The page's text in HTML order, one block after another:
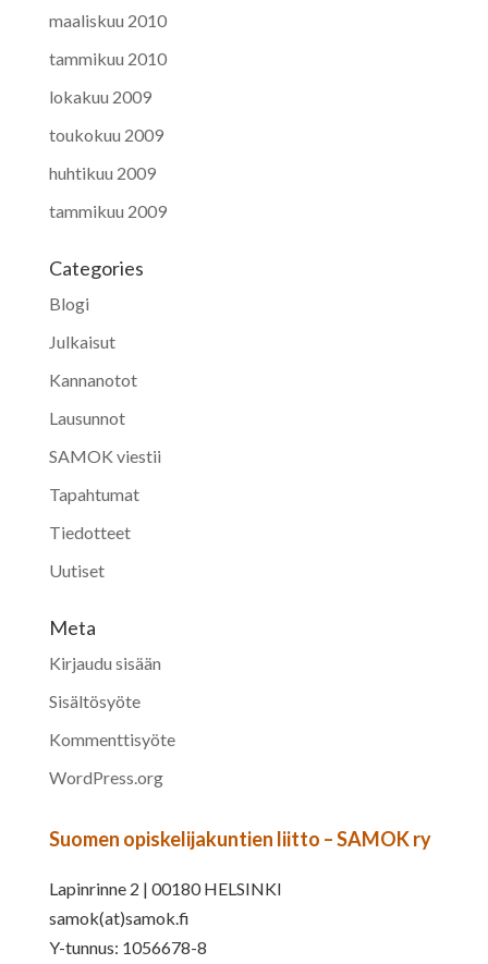
maaliskuu 2010
tammikuu 2010
lokakuu 2009
toukokuu 2009
huhtikuu 2009
tammikuu 2009
Categories
Blogi
Julkaisut
Kannanotot
Lausunnot
SAMOK viestii
Tapahtumat
Tiedotteet
Uutiset
Meta
Kirjaudu sisään
Sisältösyöte
Kommenttisyöte
WordPress.org
Suomen opiskelijakuntien liitto – SAMOK ry
Lapinrinne 2 | 00180 HELSINKI
samok(at)samok.fi
Y-tunnus: 1056678-8